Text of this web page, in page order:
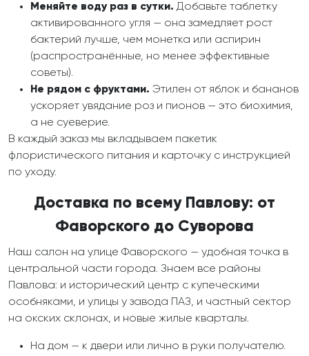
Меняйте воду раз в сутки. Добавьте таблетку
активированного угля — она замедляет рост
бактерий лучше, чем монетка или аспирин
(распространённые, но менее эффективные
советы).
Не рядом с фруктами. Этилен от яблок и бананов
ускоряет увядание роз и пионов — это биохимия,
а не суеверие.
В каждый заказ мы вкладываем пакетик
флористического питания и карточку с инструкцией
по уходу.
Доставка по всему Павлову: от
Фаворского до Суворова
Наш салон на улице Фаворского — удобная точка в
центральной части города. Знаем все районы
Павлова: и исторический центр с купеческими
особняками, и улицы у завода ПАЗ, и частный сектор
на окских склонах, и новые жилые кварталы.
На дом — к двери или лично в руки получателю.